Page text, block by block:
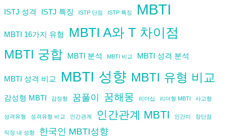
ISTJ 성격 ISTJ 특징 ISTP 단점 ISTP 특징 MBTI
MBTI 16가지 유형 MBTI A와 T 차이점
MBTI 궁합 MBTI 분석 MBTI 비교 MBTI 성격 분석
MBTI 성격 비교 MBTI 성향 MBTI 유형 비교
감성형 MBTI 감정형 꿈풀이 꿈해몽 리더십 리더형 MBTI 사고형
성격유형 성격유형 비교 인간관계 인간관계 MBTI 인간미 장단점
직장 내 성향 한국인 MBTI성향